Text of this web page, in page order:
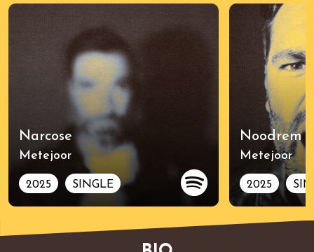
Narcose
Metejoor
2025 SINGLE
Noodrem
Metejoor
2025